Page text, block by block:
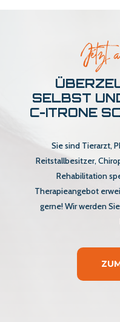
Jetzt
SELBST
C-ITRONE
Sie sind Tierarzt,
Reitstallbesitzer,
Rehabilitation
Therapieangebot
gerne! Wir werden